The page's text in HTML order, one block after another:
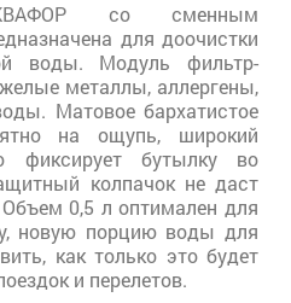
со сменным
для доочистки
воды. Модуль фильтр-
металлы, аллергены,
Матовое бархатистое
на ощупь, широкий
фиксирует бутылку во
колпачок не даст
0,5 л оптимален для
новую порцию воды для
как только это будет
и перелетов.